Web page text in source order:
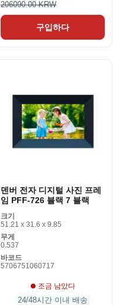
206090.00 KRW
구입하다
덴버 전자 디지털 사진 프레
임 PFF-726 블랙 7 블랙
크기
51.21 x 31.6 x 9.85
무게
0.537
바코드
5706751060717
조금 남았다
24/48시간 이내 배송